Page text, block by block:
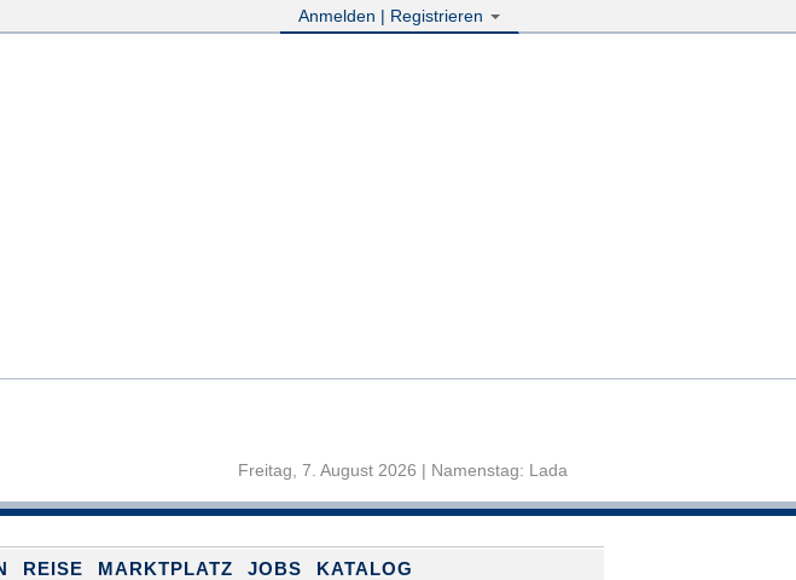
Anmelden | Registrieren
Freitag, 7. August 2026 | Namenstag: Lada
REISE MARKTPLATZ JOBS
KATALOG